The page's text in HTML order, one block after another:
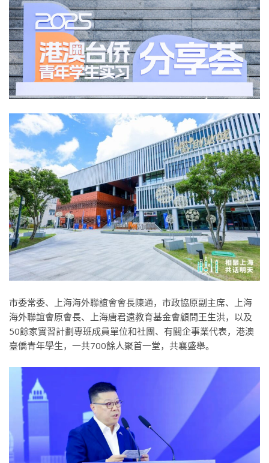
市委常委、上海海外聯誼會會長陳通，市政協原副主席、上海
海外聯誼會原會長、上海唐君遠教育基金會顧問王生洪，以及
50餘家實習計劃專班成員單位和社團、有關企事業代表，港澳
臺僑青年學生，一共700餘人聚首一堂，共襄盛舉。